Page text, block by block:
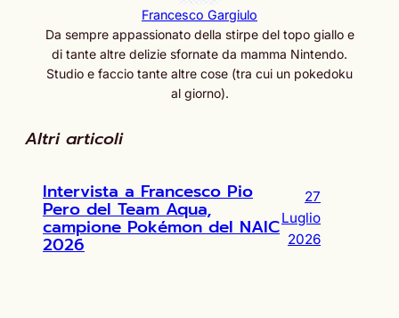
Francesco Gargiulo
Da sempre appassionato della stirpe del topo giallo e
di tante altre delizie sfornate da mamma Nintendo.
Studio e faccio tante altre cose (tra cui un pokedoku
al giorno).
Altri articoli
Intervista a Francesco Pio
Pero del Team Aqua,
campione Pokémon del NAIC
2026
27
Luglio
2026